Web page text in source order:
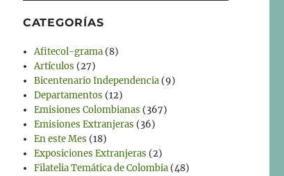
CATEGORÍAS
Afitecol-grama (8)
Artículos (27)
Bicentenario Independencia (9)
Departamentos (12)
Emisiones Colombianas (367)
Emisiones Extranjeras (36)
En este Mes (18)
Exposiciones Extranjeras (2)
Filatelia Temática de Colombia (48)